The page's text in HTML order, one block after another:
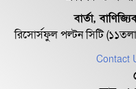
বার্তা,
রিসোর্সফুল পল্টন সিটি
Contact